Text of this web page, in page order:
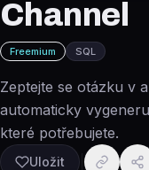
Channel
Freemium SQL
Zeptejte se otázku v
automaticky
které potřebujete.
Uložit